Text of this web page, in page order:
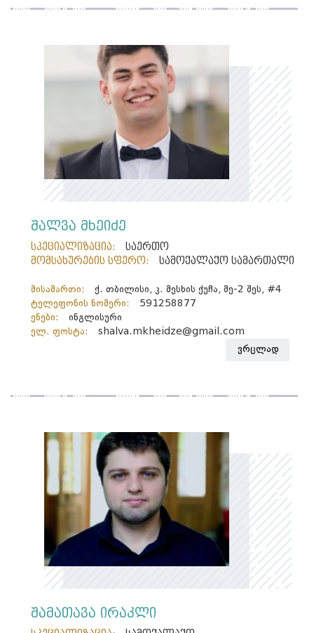
შალვა მხეიძე
სპეციალიზაცია:
საერთო
მომსახურების სფერო:
სამოქალაქო სამართალი
მისამართი:
ქ. თბილისი, კ. მესხის ქუჩა, მე-2 შეს, #4
ტელეფონის ნომერი:
591258877
ენები:
ინგლისური
ელ. ფოსტა:
shalva.mkheidze@gmail.com
ვრცლად
შამათავა ირაკლი